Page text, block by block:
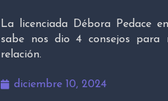
La licenciada Débora Pedace
sabe nos dio 4 consejos
relación.
diciembre 10, 2024